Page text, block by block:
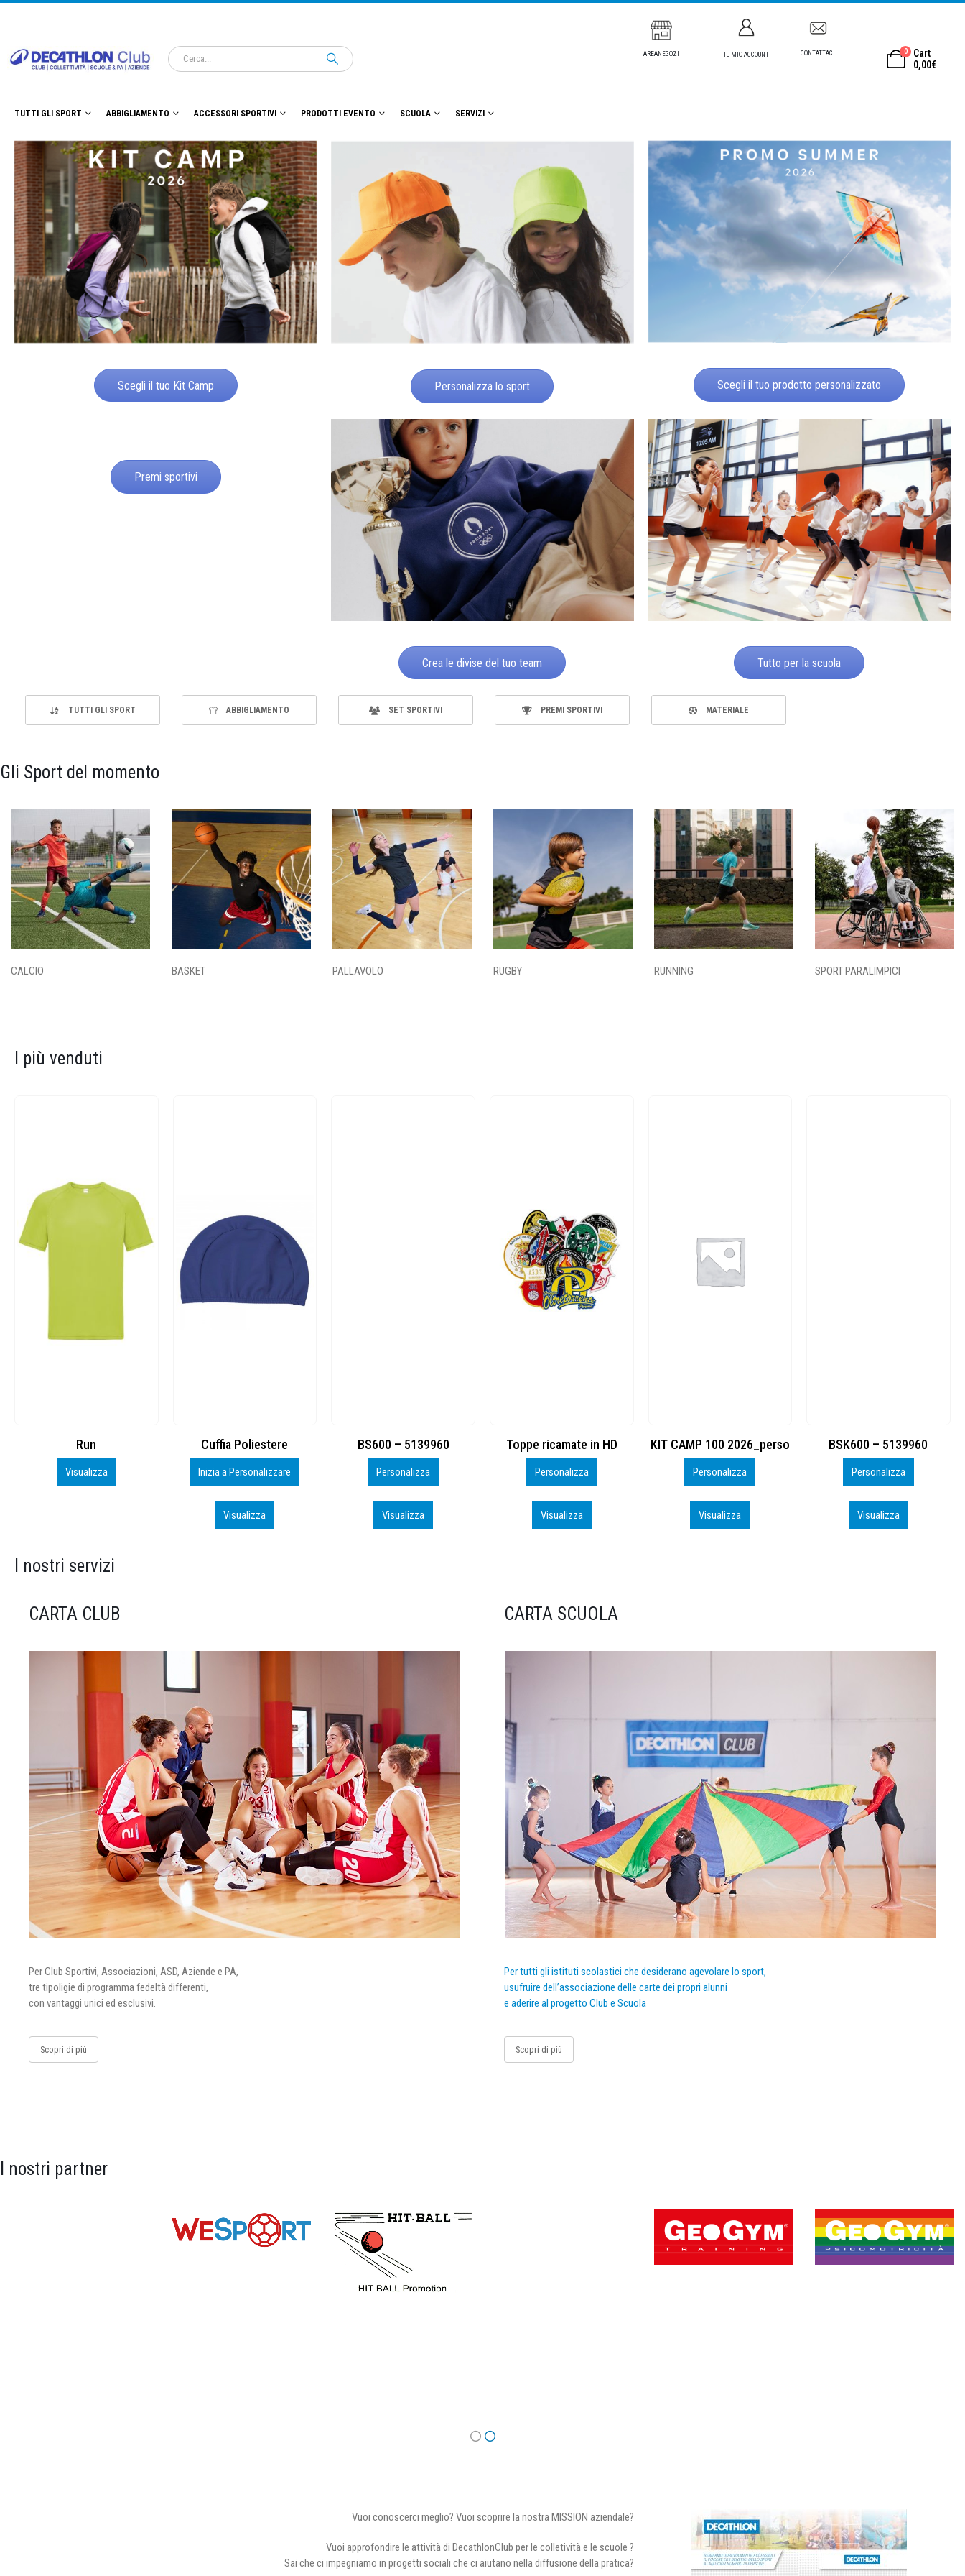
AREANEGOZI IL MIO ACCOUNT CONTATTACI 0
Cart
0,00€
TUTTI GLI SPORT ABBIGLIAMENTO ACCESSORI SPORTIVI PRODOTTI EVENTO SCUOLA SERVIZI
Scegli il tuo Kit Camp Personalizza lo sport Scegli il tuo prodotto personalizzato
Premi sportivi
Crea le divise del tuo team Tutto per la scuola
TUTTI GLI SPORT ABBIGLIAMENTO SET SPORTIVI PREMI SPORTIVI MATERIALE
Gli Sport del momento
CALCIO BASKET PALLAVOLO RUGBY RUNNING SPORT PARALIMPICI
I più venduti
Cuffia Poliestere
Inizia a Personalizzare
BS600 – 5139960
Personalizza
Visualizza
Toppe ricamate in HD
Personalizza
Visualizza
KIT CAMP 100 2026_perso
Personalizza
Visualizza
BSK600 – 5139960
Personalizza
Visualizza
DTF
Personalizza
Visualizza
I nostri servizi
CARTA CLUB
Per Club Sportivi, Associazioni, ASD, Aziende e PA,
tre tipoligie di programma fedeltà differenti,
con vantaggi unici ed esclusivi.
Scopri di più
CARTA SCUOLA
Per tutti gli istituti scolastici che desiderano agevolare lo sport,
usufruire dell’associazione delle carte dei propri alunni
e aderire al progetto Club e Scuola
Scopri di più
I nostri partner
Vuoi conoscerci meglio? Vuoi scoprire la nostra MISSION aziendale?
Vuoi approfondire le attività di DecathlonClub per le colletività e le scuole ?
Sai che ci impegniamo in progetti sociali che ci aiutano nella diffusione della pratica?